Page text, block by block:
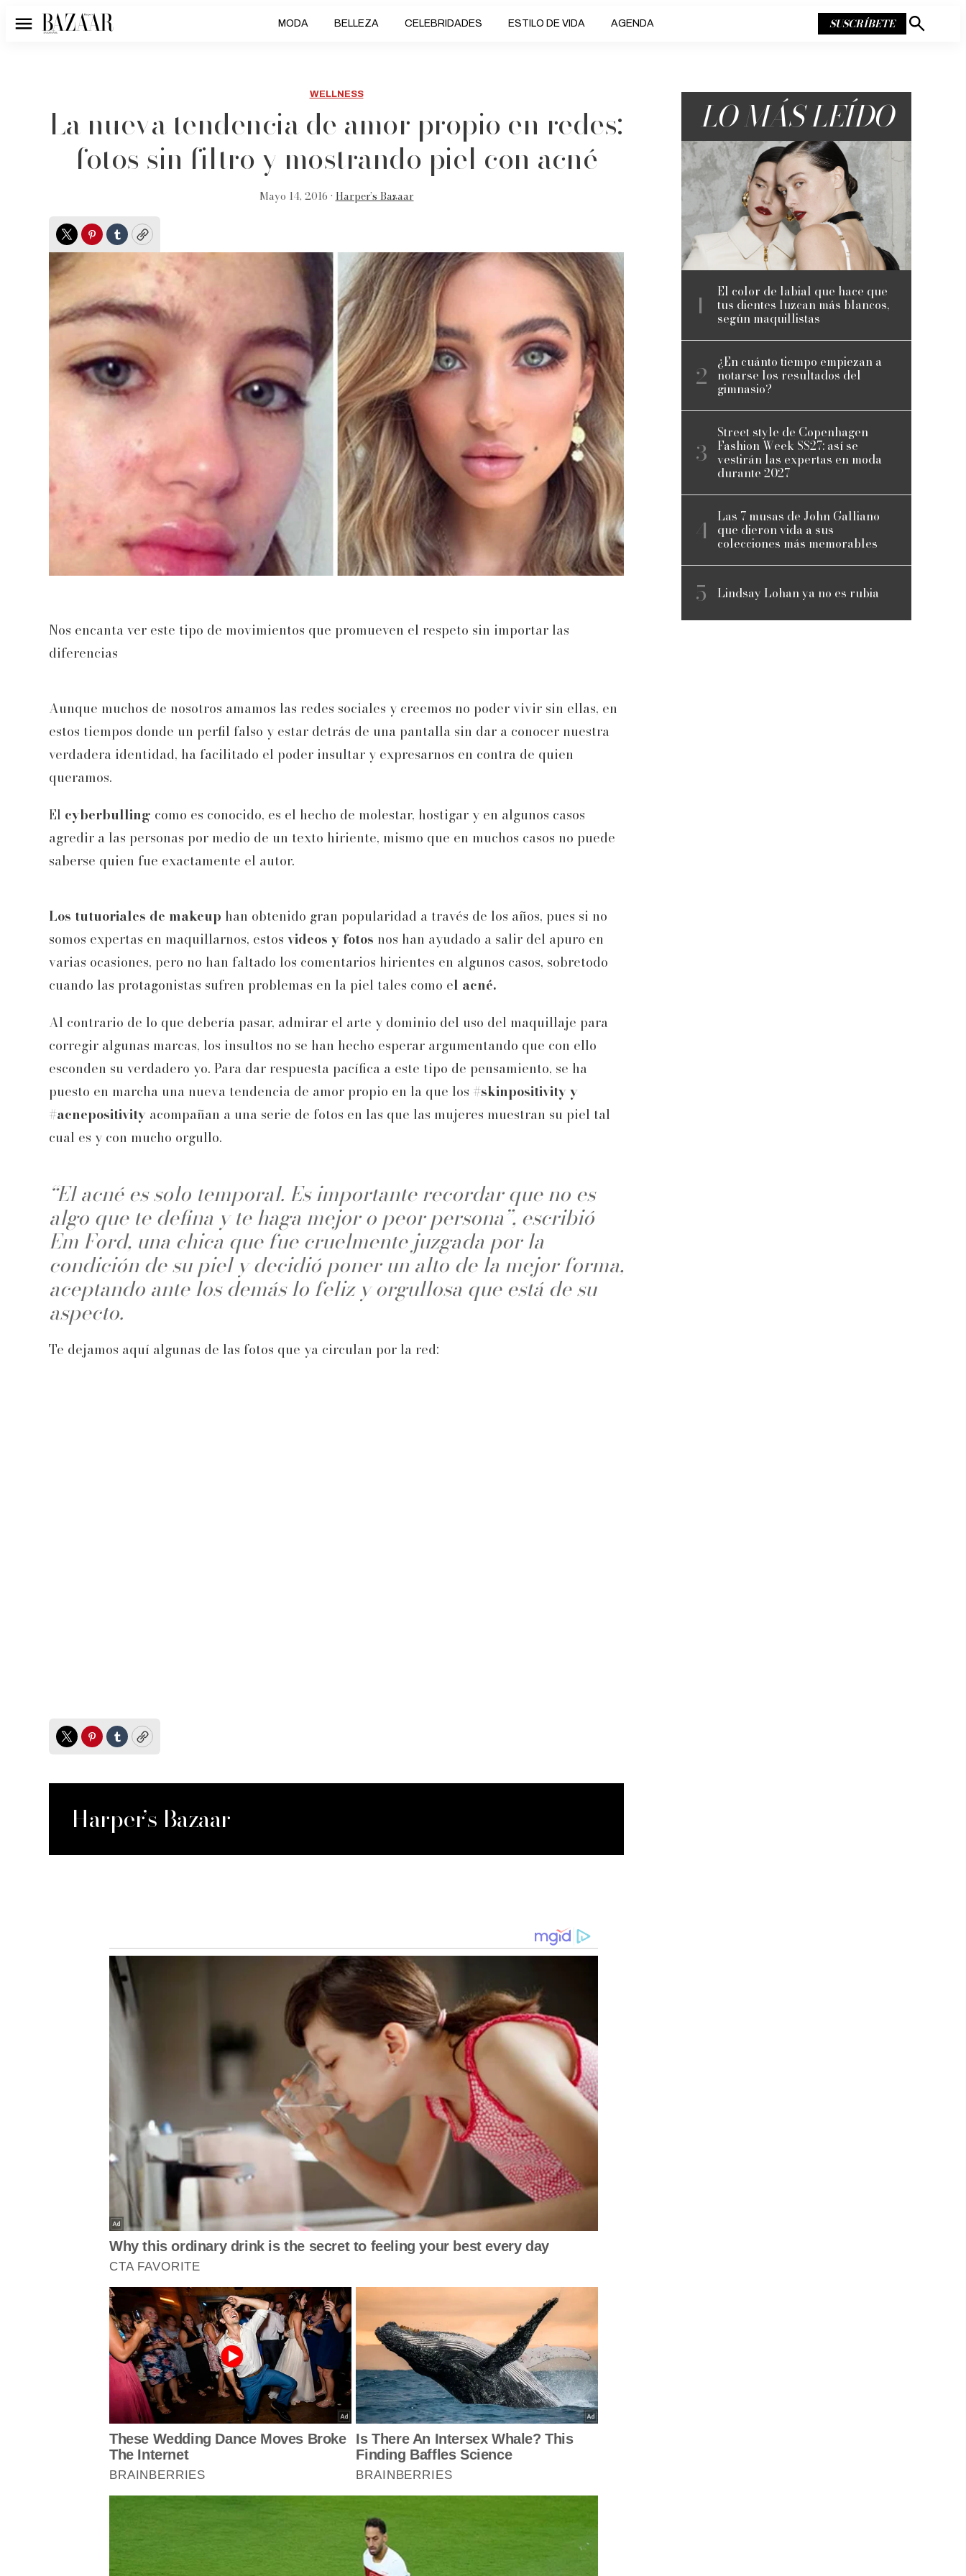
Menú MODA BELLEZA CELEBRIDADES ESTILO DE VIDA AGENDA SUSCRÍBETE
Mostrar
WELLNESS
La nueva tendencia de amor propio en redes:
fotos sin filtro y mostrando piel con acné
Mayo 14, 2016 • Harper’s Bazaar
TwitterPinterest
TumblrCopy
Nos encanta ver este tipo de movimientos que promueven el respeto sin importar las
diferencias
Aunque muchos de nosotros amamos las redes sociales y creemos no poder vivir sin ellas, en
estos tiempos donde un perfil falso y estar detrás de una pantalla sin dar a conocer nuestra
verdadera identidad, ha facilitado el poder insultar y expresarnos en contra de quien
queramos.
El cyberbulling como es conocido, es el hecho de molestar, hostigar y en algunos casos
agredir a las personas por medio de un texto hiriente, mismo que en muchos casos no puede
saberse quien fue exactamente el autor.
Los tutuoriales de makeup han obtenido gran popularidad a través de los años, pues si no
somos expertas en maquillarnos, estos videos y fotos nos han ayudado a salir del apuro en
varias ocasiones, pero no han faltado los comentarios hirientes en algunos casos, sobretodo
cuando las protagonistas sufren problemas en la piel tales como el acné.
Al contrario de lo que debería pasar, admirar el arte y dominio del uso del maquillaje para
corregir algunas marcas, los insultos no se han hecho esperar argumentando que con ello
esconden su verdadero yo. Para dar respuesta pacífica a este tipo de pensamiento, se ha
puesto en marcha una nueva tendencia de amor propio en la que los #skinpositivity y
#acnepositivity acompañan a una serie de fotos en las que las mujeres muestran su piel tal
cual es y con mucho orgullo.
“El acné es solo temporal. Es importante recordar que no es
algo que te defina y te haga mejor o peor persona”, escribió
Em Ford, una chica que fue cruelmente juzgada por la
condición de su piel y decidió poner un alto de la mejor forma,
aceptando ante los demás lo feliz y orgullosa que está de su
aspecto.
Te dejamos aquí algunas de las fotos que ya circulan por la red:
TwitterPinterest
TumblrCopy
Harper’s Bazaar
LO MÁS LEÍDO
El color de labial que hace que
tus dientes luzcan más blancos,
según maquillistas
¿En cuánto tiempo empiezan a
notarse los resultados del
gimnasio?
Street style de Copenhagen
Fashion Week SS27: así se
vestirán las expertas en moda
durante 2027
Las 7 musas de John Galliano
que dieron vida a sus
colecciones más memorables
Lindsay Lohan ya no es rubia